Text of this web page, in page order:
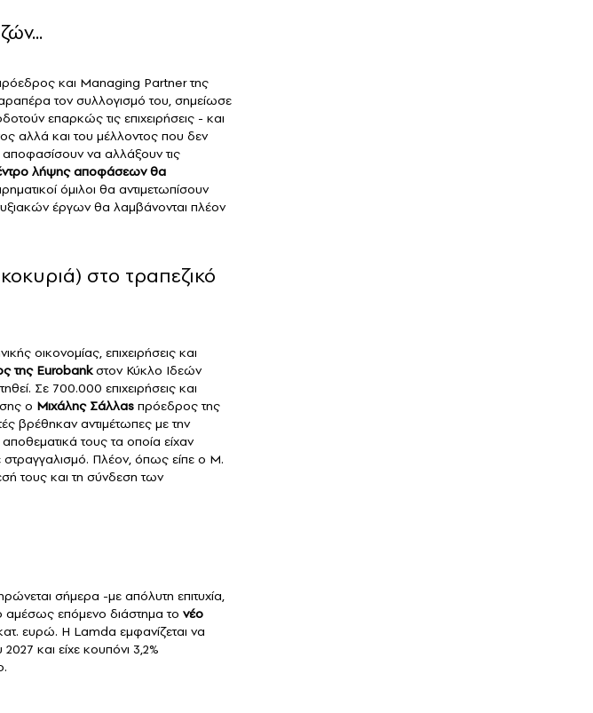
και Managing Partner της
τον συλλογισμό του, σημείωσε
επαρκώς τις επιχειρήσεις - και
αλλά και του μέλλοντος που δεν
αποφασίσουν να αλλάξουν τις
λήψης αποφάσεων θα
όμιλοι θα αντιμετωπίσουν
έργων θα λαμβάνονται πλέον
στο τραπεζικό
οικονομίας, επιχειρήσεις και
της Eurobankστον Κύκλο Ιδεών
Σε 700.000 επιχειρήσεις και
ο Μιχάλης Σάλλαs πρόεδρος της
βρέθηκαν αντιμέτωπες με την
τους τα οποία είχαν
στραγγαλισμό. Πλέον, όπως είπε ο Μ.
τους και τη σύνδεση των
σήμερα -με απόλυτη επιτυχία,
αμέσως επόμενο διάστημα το νέο
ευρώ. Η Lamda εμφανίζεται να
και είχε κουπόνι 3,2%